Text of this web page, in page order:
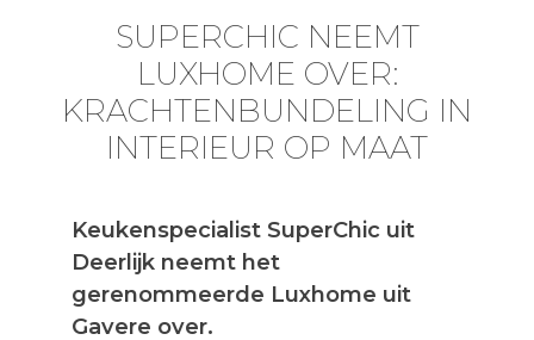
SUPERCHIC NEEMT
LUXHOME OVER:
KRACHTENBUNDELING IN
INTERIEUR OP MAAT
Keukenspecialist SuperChic uit
Deerlijk neemt het
gerenommeerde Luxhome uit
Gavere over.